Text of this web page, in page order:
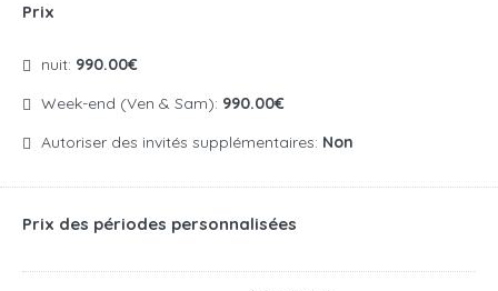
Prix
nuit: 990.00€
Week-end (Ven & Sam): 990.00€
Autoriser des invités supplémentaires: Non
Prix des périodes personnalisées